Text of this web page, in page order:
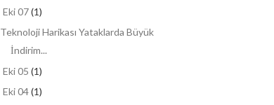
Eki 07 (1)
Teknoloji Harikası Yataklarda Büyük
İndirim...
Eki 05 (1)
Eki 04 (1)